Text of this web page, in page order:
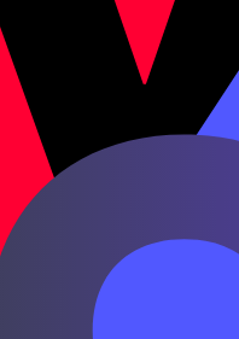
/ 谁 / 哪儿
месте в